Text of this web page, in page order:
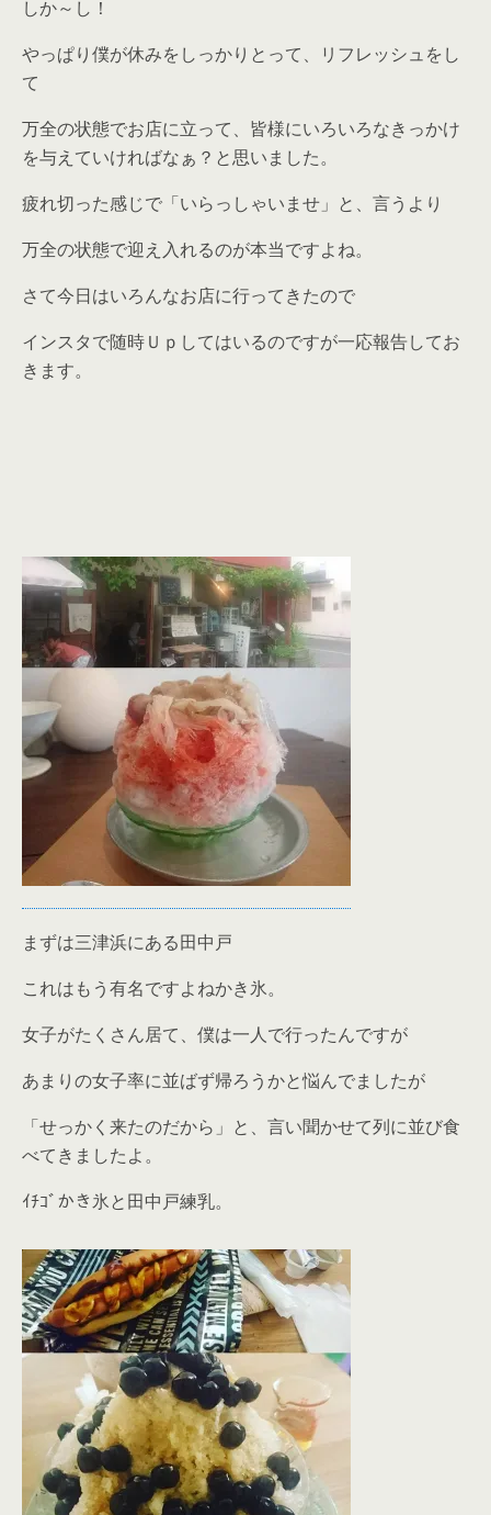
しか～し！
やっぱり僕が休みをしっかりとって、リフレッシュをし
て
万全の状態でお店に立って、皆様にいろいろなきっかけ
を与えていければなぁ？と思いました。
疲れ切った感じで「いらっしゃいませ」と、言うより
万全の状態で迎え入れるのが本当ですよね。
さて今日はいろんなお店に行ってきたので
インスタで随時Ｕｐしてはいるのですが一応報告してお
きます。
まずは三津浜にある田中戸
これはもう有名ですよねかき氷。
女子がたくさん居て、僕は一人で行ったんですが
あまりの女子率に並ばず帰ろうかと悩んでましたが
「せっかく来たのだから」と、言い聞かせて列に並び食
べてきましたよ。
ｲﾁｺﾞかき氷と田中戸練乳。